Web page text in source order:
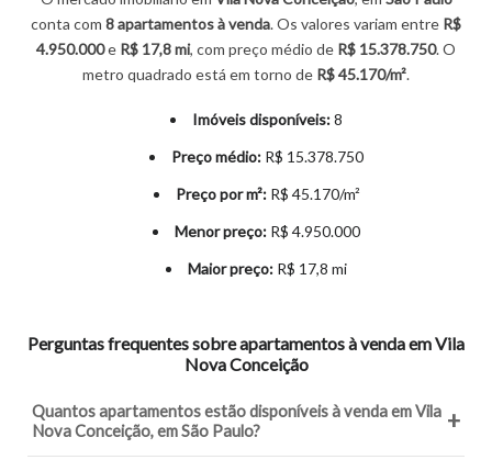
conta com 8 apartamentosà venda. Os valores variam entre R$
4.950.000e R$ 17,8 mi, com preço médio de R$ 15.378.750. O
metro quadrado está em torno de R$ 45.170/m².
Imóveis disponíveis:8
Preço médio: R$ 15.378.750
Preço por m²:R$ 45.170/m²
Menor preço: R$ 4.950.000
Maior preço: R$ 17,8 mi
Perguntas frequentes sobre apartamentos à venda em Vila
Nova Conceição
Quantos apartamentos estão disponíveis à venda em Vila
Nova Conceição, em São Paulo?
+